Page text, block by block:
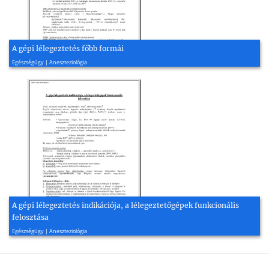
A gépi lélegeztetés főbb formái
Egészségügy | Aneszteziológia
2008, 2 oldal
A gépi lélegeztetés indikációja, a lélegeztetőgépek funkcionális
felosztása
Egészségügy | Aneszteziológia
2008, 1 oldal